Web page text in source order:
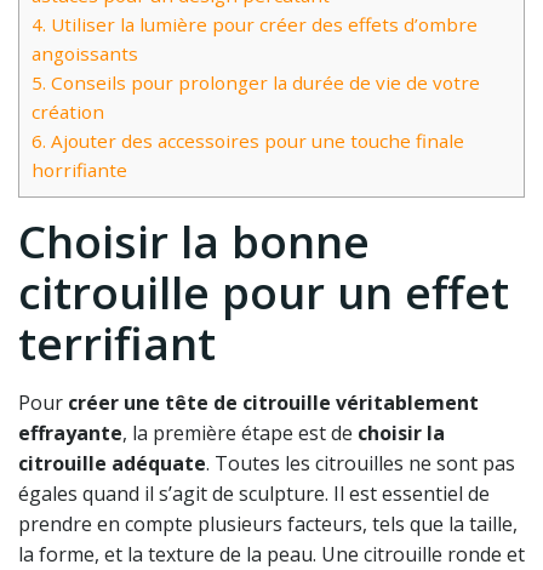
4. Utiliser la lumière pour créer des effets d’ombre
angoissants
5. Conseils pour prolonger la durée de vie de votre
création
6. Ajouter des accessoires pour une touche finale
horrifiante
Choisir la bonne
citrouille pour un effet
terrifiant
Pour créer une tête de citrouille véritablement
effrayante, la première étape est de choisir la
citrouille adéquate. Toutes les citrouilles ne sont pas
égales quand il s’agit de sculpture. Il est essentiel de
prendre en compte plusieurs facteurs, tels que la taille,
la forme, et la texture de la peau. Une citrouille ronde et